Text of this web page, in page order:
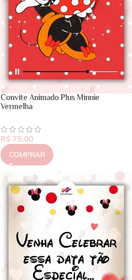
Convite Animado Plus Minnie
Vermelha
R$ 75,00
COMPRAR